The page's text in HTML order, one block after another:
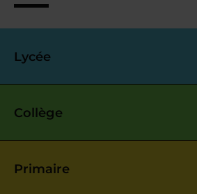
Lycée
Collège
Primaire